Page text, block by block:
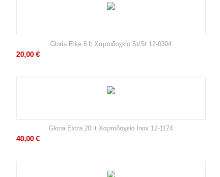
Gloria Elite 6 lt Χαρτοδοχείο St/St 12-0304
20,00 €
Gloria Extra 20 lt Χαρτοδοχείο Inox 12-1174
40,00 €